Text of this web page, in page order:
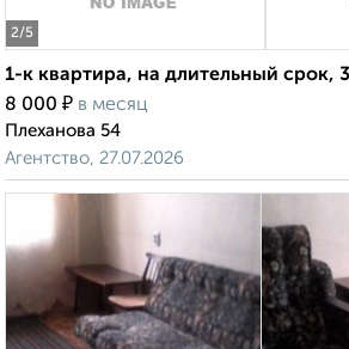
2/5
1-к квартира, на длительный срок,
8 000 ₽ в месяц
Плеханова 54
Агентство, 27.07.2026